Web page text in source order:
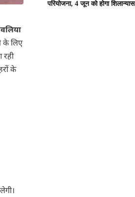
के लिए
के
परियोजना, 4 जून को होगा शिलान्यास